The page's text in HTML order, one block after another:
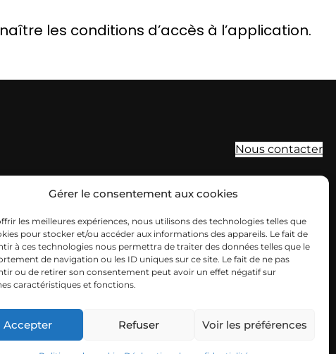
Gérer le consentement aux cookies
les meilleures expériences, nous utilisons des technologies telles que
pour stocker et/ou accéder aux informations des appareils. Le fait de
à ces technologies nous permettra de traiter des données telles que le
de navigation ou les ID uniques sur ce site. Le fait de ne pas
ou de retirer son consentement peut avoir un effet négatif sur
caractéristiques et fonctions.
Accepter Refuser Voir les préférences
les conditions d’accès à l’application.
Nous contacter
19b boulevard Nominoë
35740 PACÉ
02 99 54 63 15
ouest@cuma.fr
Nous contacter Mentions légales FRCuma Ouest © 2026